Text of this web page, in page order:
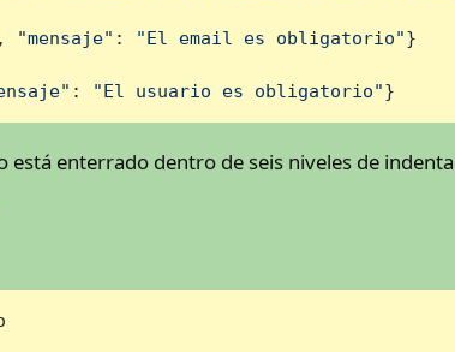
, "mensaje" : "El email es obligatorio"}
: "El usuario es obligatorio"}
enterrado dentro de seis niveles de